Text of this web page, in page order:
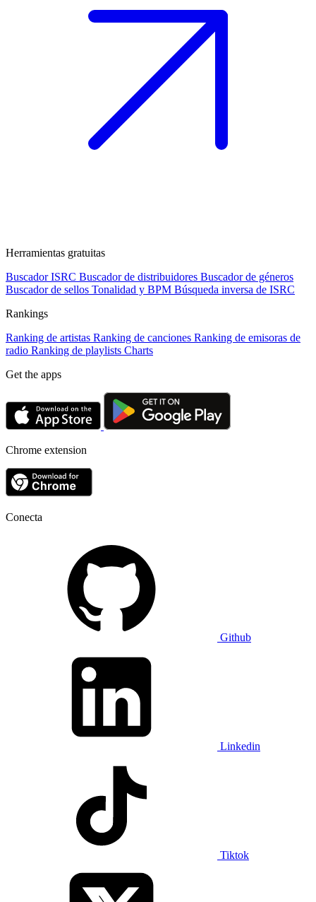
Herramientas gratuitas
Buscador ISRC Buscador de distribuidores Buscador de géneros
Buscador de sellos Tonalidad y BPM Búsqueda inversa de ISRC
Rankings
Ranking de artistas Ranking de canciones Ranking de emisoras de
radio Ranking de playlists Charts
Get the apps
Chrome extension
Conecta
Github
Linkedin
Tiktok